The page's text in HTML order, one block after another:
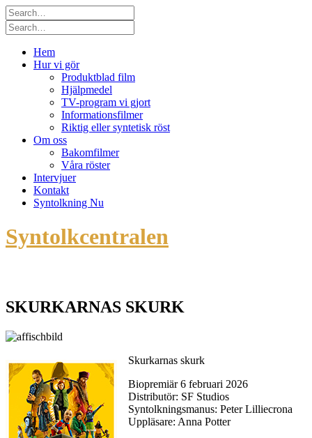
Skip
to
content
Hem
Hur vi gör
Produktblad film
Hjälpmedel
TV-program vi gjort
Informationsfilmer
Riktig eller syntetisk röst
Om oss
Bakomfilmer
Våra röster
Intervjuer
Kontakt
Syntolkning Nu
Syntolkcentralen
SKURKARNAS SKURK
Skurkarnas skurk
Biopremiär 6 februari 2026
Distributör: SF Studios
Syntolkningsmanus: Peter Lilliecrona
Uppläsare: Anna Potter